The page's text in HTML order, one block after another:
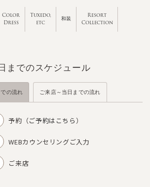
Color
Dress
Tuxedo,
etc
和装
Resort
Collection
までのスケジュール
の流れ ご来店～当日までの流れ
予約（ご予約はこちら）
WEBカウンセリングご入力
ご来店